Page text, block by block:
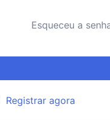
Esqueceu a
Registrar agora